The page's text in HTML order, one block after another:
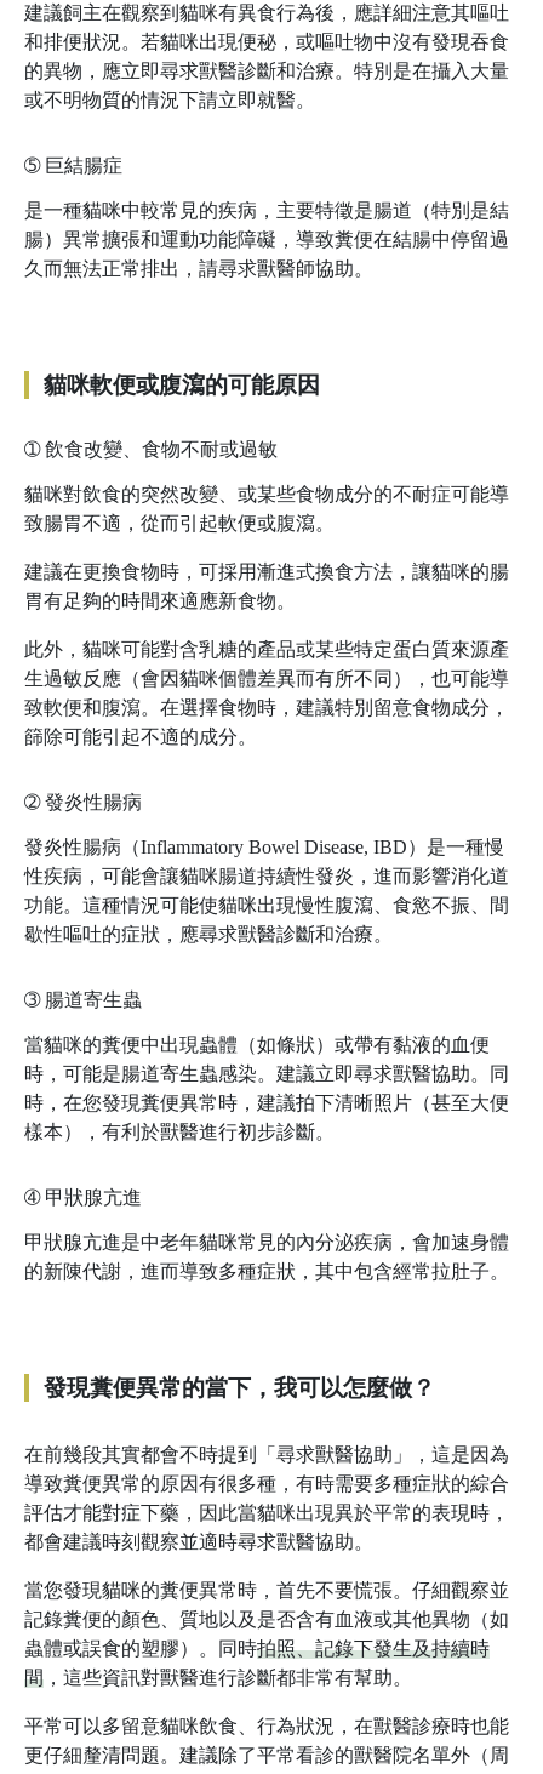
建議飼主在觀察到貓咪有異食行為後，應詳細注意其嘔吐
和排便狀況。若貓咪出現便秘，或嘔吐物中沒有發現吞食
的異物，應立即尋求獸醫診斷和治療。特別是在攝入大量
或不明物質的情況下請立即就醫。
➄ 巨結腸症
是一種貓咪中較常見的疾病，主要特徵是腸道（特別是結
腸）異常擴張和運動功能障礙，導致糞便在結腸中停留過
久而無法正常排出，請尋求獸醫師協助。
貓咪軟便或腹瀉的可能原因
➀飲食改變、食物不耐或過敏
貓咪對飲食的突然改變、或某些食物成分的不耐症可能導
致腸胃不適，從而引起軟便或腹瀉。
建議在更換食物時，可採用漸進式換食方法，讓貓咪的腸
胃有足夠的時間來適應新食物。
此外，貓咪可能對含乳糖的產品或某些特定蛋白質來源產
生過敏反應（會因貓咪個體差異而有所不同），也可能導
致軟便和腹瀉。在選擇食物時，建議特別留意食物成分，
篩除可能引起不適的成分。
➁發炎性腸病
發炎性腸病（Inflammatory Bowel Disease, IBD）是一種慢
性疾病，可能會讓貓咪腸道持續性發炎，進而影響消化道
功能。這種情況可能使貓咪出現慢性腹瀉、食慾不振、間
歇性嘔吐的症狀，應尋求獸醫診斷和治療。
➂ 腸道寄生蟲
當貓咪的糞便中出現蟲體（如條狀）或帶有黏液的血便
時，可能是腸道寄生蟲感染。建議立即尋求獸醫協助。同
時，在您發現糞便異常時，建議拍下清晰照片（甚至大便
樣本），有利於獸醫進行初步診斷。
➃ 甲狀腺亢進
甲狀腺亢進是中老年貓咪常見的內分泌疾病，會加速身體
的新陳代謝，進而導致多種症狀，其中包含經常拉肚子。
發現糞便異常的當下，我可以怎麼做？
在前幾段其實都會不時提到「尋求獸醫協助」，這是因為
導致糞便異常的原因有很多種，有時需要多種症狀的綜合
評估才能對症下藥，因此當貓咪出現異於平常的表現時，
都會建議時刻觀察並適時尋求獸醫協助。
當您發現貓咪的糞便異常時，首先不要慌張。仔細觀察並
記錄糞便的顏色、質地以及是否含有血液或其他異物（如
蟲體或誤食的塑膠）。同時拍照、記錄下發生及持續時
間 ，這些資訊對獸醫進行診斷都非常有幫助。
平常可以多留意貓咪飲食、行為狀況，在獸醫診療時也能
更仔細釐清問題。建議除了平常看診的獸醫院名單外（周